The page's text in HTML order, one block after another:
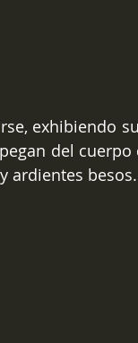
exhibiendo
del cuerpo
ardientes besos.